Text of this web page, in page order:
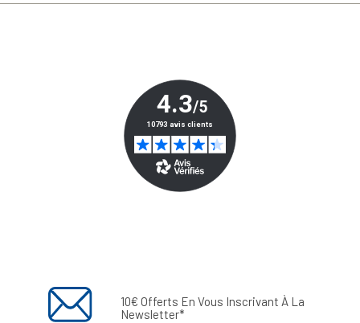
10€ Offerts En Vous Inscrivant À La
Newsletter*